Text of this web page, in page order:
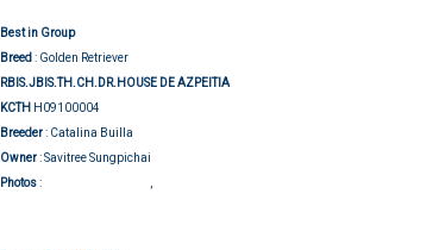
Best in Group
Breed : Golden Retriever
RBIS.JBIS.TH.CH.DR.HOUSE DE AZPEITIA
KCTH H09100004
Breeder: Catalina Builla
Owner: Savitree Sungpichai
Photos: